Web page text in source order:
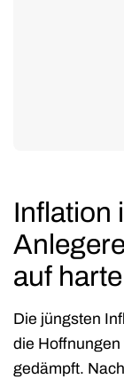
Inflation
auf
Die jüngsten
die
gedämpft.